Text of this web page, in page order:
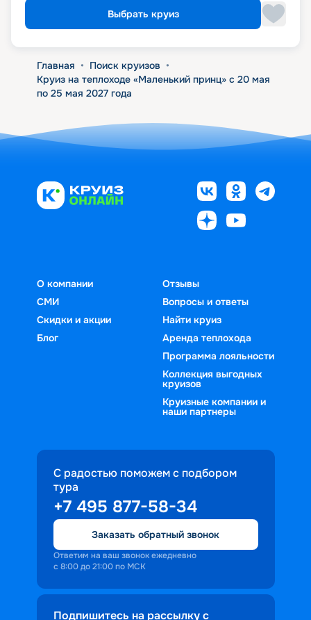
Выбрать круиз
Главная • Поиск круизов •
Круиз на теплоходе «Маленький принц» с 20 мая
по 25 мая 2027 года
О компании
СМИ
Скидки и акции
Блог
Отзывы
Вопросы и ответы
Найти круиз
Аренда теплохода
Программа лояльности
Коллекция выгодных
круизов
Круизные компании и
наши партнеры
С радостью поможем с подбором
тура
+7 495 877-58-34
Заказать обратный звонок
Ответим на ваш звонок ежедневно
с 8:00 до 21:00 по МСК
Подпишитесь на рассылку с